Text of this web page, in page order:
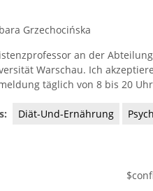
Grzechocińska
an der
Warschau. Ich
täglich von 8 bis 20
Diät-Und-Ernährung